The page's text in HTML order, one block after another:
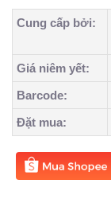
Cung cấp bởi:
Giá niêm yết:
Barcode:
Đặt mua: